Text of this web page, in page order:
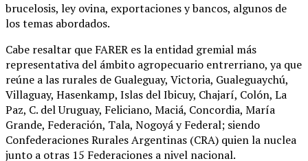
brucelosis, ley ovina, exportaciones y bancos, algunos de
los temas abordados.
Cabe resaltar que FARER es la entidad gremial más
representativa del ámbito agropecuario entrerriano, ya que
reúne a las rurales de Gualeguay, Victoria, Gualeguaychú,
Villaguay, Hasenkamp, Islas del Ibicuy, Chajarí, Colón, La
Paz, C. del Uruguay, Feliciano, Maciá, Concordia, María
Grande, Federación, Tala, Nogoyá y Federal; siendo
Confederaciones Rurales Argentinas (CRA) quien la nuclea
junto a otras 15 Federaciones a nivel nacional.